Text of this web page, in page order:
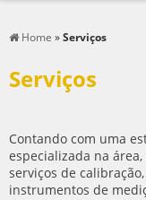
Home »Serviços
Serviços
Contando com uma
especializada na área,
serviços de
instrumentos de